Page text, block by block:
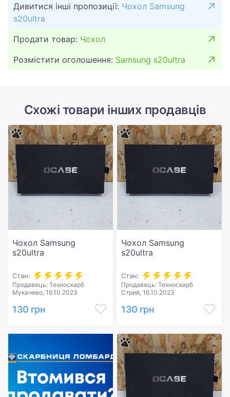
Дивитися інші пропозиції: Чохол Samsung
s20ultra
Продати товар: Чохол
Розмістити оголошення: Samsung s20ultra
Схожі товари інших продавців
Чохол Samsung
s20ultra
Стан:
Продавець: Техноскарб
Мукачево, 16.10.2023
130 грн
Чохол Samsung
s20ultra
Стан:
Продавець: Техноскарб
Стрий, 16.10.2023
130 грн